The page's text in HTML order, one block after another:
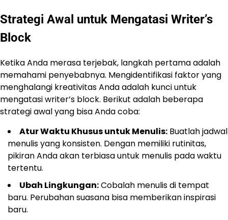
Strategi Awal untuk Mengatasi Writer’s
Block
Ketika Anda merasa terjebak, langkah pertama adalah
memahami penyebabnya. Mengidentifikasi faktor yang
menghalangi kreativitas Anda adalah kunci untuk
mengatasi writer’s block. Berikut adalah beberapa
strategi awal yang bisa Anda coba:
Atur Waktu Khusus untuk Menulis: Buatlah jadwal
menulis yang konsisten. Dengan memiliki rutinitas,
pikiran Anda akan terbiasa untuk menulis pada waktu
tertentu.
Ubah Lingkungan:Cobalah menulis di tempat
baru. Perubahan suasana bisa memberikan inspirasi
baru.